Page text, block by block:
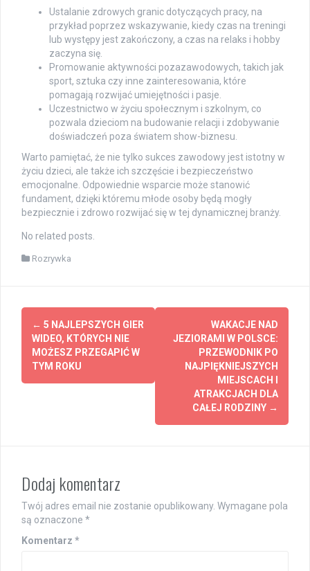
Ustalanie zdrowych granic dotyczących pracy, na
przykład poprzez wskazywanie, kiedy czas na treningi
lub występy jest zakończony, a czas na relaks i hobby
zaczyna się.
Promowanie aktywności pozazawodowych, takich jak
sport, sztuka czy inne zainteresowania, które
pomagają rozwijać umiejętności i pasje.
Uczestnictwo w życiu społecznym i szkolnym, co
pozwala dzieciom na budowanie relacji i zdobywanie
doświadczeń poza światem show-biznesu.
Warto pamiętać, że nie tylko sukces zawodowy jest istotny w
życiu dzieci, ale także ich szczęście i bezpieczeństwo
emocjonalne. Odpowiednie wsparcie może stanowić
fundament, dzięki któremu młode osoby będą mogły
bezpiecznie i zdrowo rozwijać się w tej dynamicznej branży.
No related posts.
Rozrywka
Post
navigation
← 5 NAJLEPSZYCH GIER
WIDEO, KTÓRYCH NIE
MOŻESZ PRZEGAPIĆ W
TYM ROKU
WAKACJE NAD
JEZIORAMI W POLSCE:
PRZEWODNIK PO
NAJPIĘKNIEJSZYCH
MIEJSCACH I
ATRAKCJACH DLA
CAŁEJ RODZINY →
Dodaj komentarz
Twój adres email nie zostanie opublikowany. Wymagane pola
są oznaczone *
Komentarz *